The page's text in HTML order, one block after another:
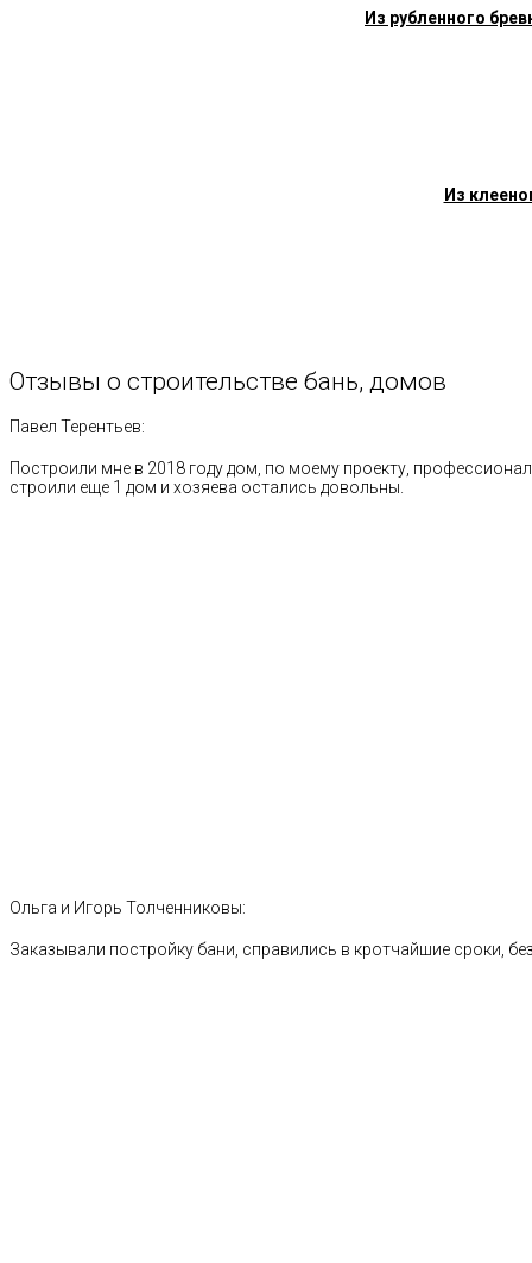
Из рубленного
Из
Отзывы о строительстве бань, домов
Павел Терентьев:
Построили мне в 2018 году дом, по моему проекту,
строили еще 1 дом и хозяева остались довольны.
Ольга и Игорь Толченниковы:
Заказывали постройку бани, справились в кротчайшие сроки,